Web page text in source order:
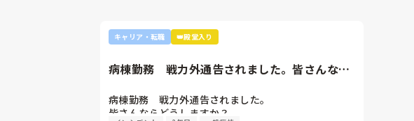
キャリア・転職 👑殿堂入り
病棟勤務　戦力外通告されました。皆さんなら
病棟勤務　戦力外通告されました。
皆さんならどうしますか？